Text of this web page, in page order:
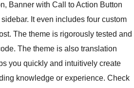
Banner with Call to Action Button
It even includes four custom
The theme is rigorously tested and
The theme is also translation
you quickly and intuitively create
knowledge or experience. Check